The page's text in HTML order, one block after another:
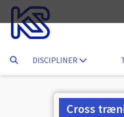
DISCIPLINER
Cross